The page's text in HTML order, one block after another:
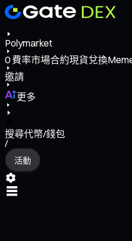
Polymarket
0費率市場合約現貨兌換
邀請
更多
搜尋代幣/錢包
/
活動